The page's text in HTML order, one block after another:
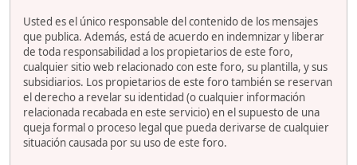
Usted es el único responsable del contenido de los mensajes
que publica. Además, está de acuerdo en indemnizar y liberar
de toda responsabilidad a los propietarios de este foro,
cualquier sitio web relacionado con este foro, su plantilla, y sus
subsidiarios. Los propietarios de este foro también se reservan
el derecho a revelar su identidad (o cualquier información
relacionada recabada en este servicio) en el supuesto de una
queja formal o proceso legal que pueda derivarse de cualquier
situación causada por su uso de este foro.